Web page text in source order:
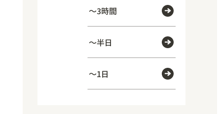
～3時間
～半日
～1日